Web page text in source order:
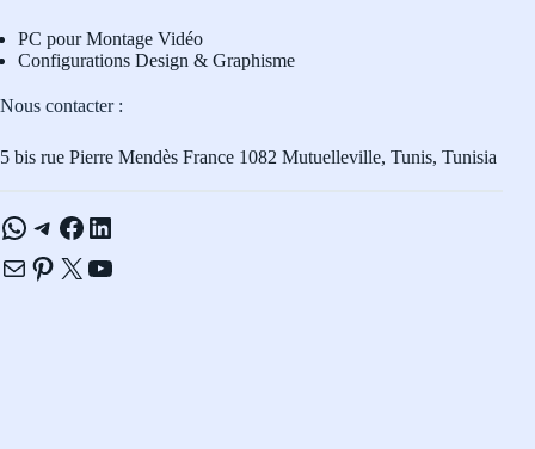
PC pour Montage Vidéo
Configurations Design & Graphisme
Nous contacter :
5 bis rue Pierre Mendès France 1082 Mutuelleville, Tunis, Tunisia
WhatsApp
Telegram
Facebook
LinkedIn
E-mailPinterest
X YouTube